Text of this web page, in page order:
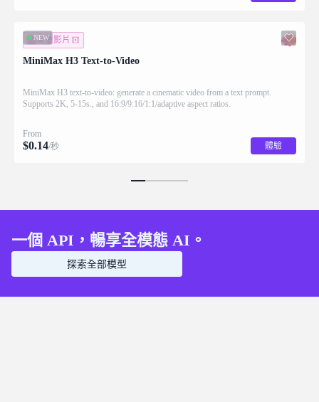
NEW
文生影片
MiniMax H3 Text-to-Video
MiniMax H3 text-to-video: generate a cinematic video from a text prompt.
Supports 2K, 5-15s., and 16:9/9:16/1:1/adaptive aspect ratios.
From
$0.14/秒 體驗
一個 API，暢享全模態 AI。
探索全部模型